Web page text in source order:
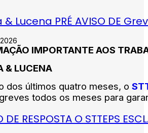
Lucena PRÉ AVISO DE
IMPORTANTE AOS
& LUCENA
dos últimos quatro meses, o
todos os meses para
DE RESPOSTA O STTEPS